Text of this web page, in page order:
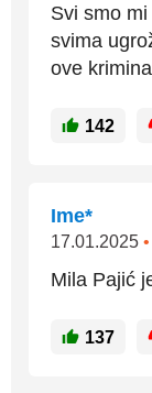
Svi smo
svima
ove
142
Ime*
17.01.2025 •
Mila Pajić
137